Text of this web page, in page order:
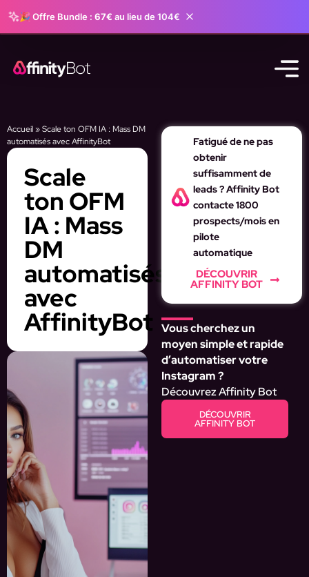
🎉 Offre Bundle : 67€ au lieu de 104€
Accueil»Scale ton OFM IA : Mass DM
automatisés avec AffinityBot
Scale
ton OFM
IA : Mass
DM
automatisés
avec
AffinityBot
Fatigué de ne pas
obtenir
suffisamment de
leads ? Affinity Bot
contacte 1800
prospects/mois en
pilote
automatique
DÉCOUVRIR
AFFINITY BOT
Vous cherchez un
moyen simple et rapide
d’automatiser votre
Instagram ?
Découvrez Affinity Bot
DÉCOUVRIR
AFFINITY BOT